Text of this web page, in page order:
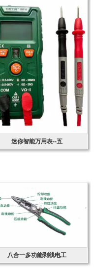
迷你智能万用表--五
八合一多功能剥线电工